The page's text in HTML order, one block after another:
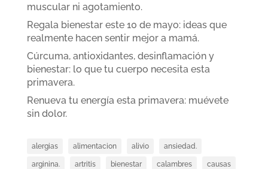
muscular ni agotamiento.
Regala bienestar este 10 de mayo: ideas que
realmente hacen sentir mejor a mamá.
Cúrcuma, antioxidantes, desinflamación y
bienestar: lo que tu cuerpo necesita esta
primavera.
Renueva tu energía esta primavera: muévete
sin dolor.
alergias alimentacion alivio ansiedad.
arginina. artritis bienestar calambres causas